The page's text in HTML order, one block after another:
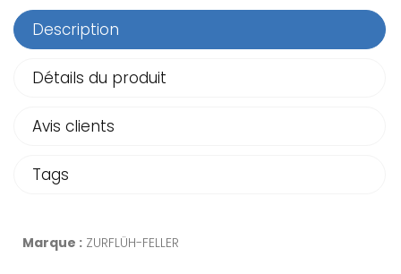
Description
Détails du produit
Avis clients
Tags
Marque : ZURFLÜH-FELLER